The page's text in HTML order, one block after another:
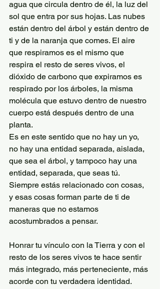
agua que circula dentro de él, la luz del
sol que entra por sus hojas. Las nubes
están dentro del árbol y están dentro de
ti y de la naranja que comes. El aire
que respiramos es el mismo que
respira el resto de seres vivos, el
dióxido de carbono que expiramos es
respirado por los árboles, la misma
molécula que estuvo dentro de nuestro
cuerpo está después dentro de una
planta.
Es en este sentido que no hay un yo,
no hay una entidad separada, aislada,
que sea el árbol, y tampoco hay una
entidad, separada, que seas tú.
Siempre estás relacionado con cosas,
y esas cosas forman parte de ti de
maneras que no estamos
acostumbrados a pensar.
Honrar tu vínculo con la Tierra y con el
resto de los seres vivos te hace sentir
más integrado, más perteneciente, más
acorde con tu verdadera identidad.